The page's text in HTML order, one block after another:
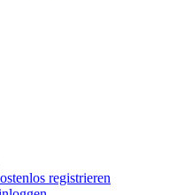
registrieren